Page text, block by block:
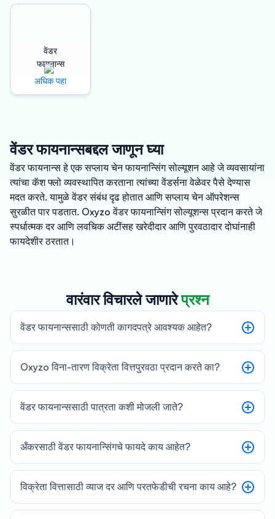
वेंडर
फायनान्स
अधिक पहा
वेंडर फायनान्सबद्दल जाणून घ्या
वेंडर फायनान्स हे एक सप्लाय चेन फायनान्सिंग सोल्यूशन आहे जे व्यवसायांना
त्यांचा कॅश फ्लो व्यवस्थापित करताना त्यांच्या वेंडर्सना वेळेवर पैसे देण्यास
मदत करते. यामुळे वेंडर संबंध दृढ होतात आणि सप्लाय चेन ऑपरेशन्स
सुरळीत पार पडतात. Oxyzo वेंडर फायनान्सिंग सोल्यूशन्स प्रदान करते जे
स्पर्धात्मक दर आणि लवचिक अटींसह खरेदीदार आणि पुरवठादार दोघांनाही
फायदेशीर ठरतात।
वारंवार विचारले जाणारेप्रश्न
वेंडर फायनान्ससाठी कोणती कागदपत्रे आवश्यक आहेत?
Oxyzo विना-तारण विक्रेता वित्तपुरवठा प्रदान करते का?
वेंडर फायनान्ससाठी पात्रता कशी मोजली जाते?
अँकरसाठी वेंडर फायनान्सिंगचे फायदे काय आहेत?
विक्रेता वित्तासाठी व्याज दर आणि परतफेडीची रचना काय आहे?